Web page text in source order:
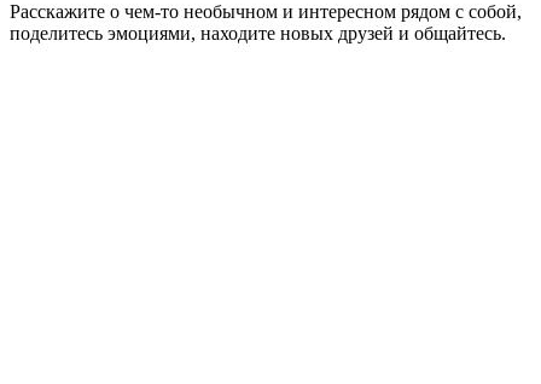
Расскажите о чем-то необычном и интересном рядом с собой,
поделитесь эмоциями, находите новых друзей и общайтесь.